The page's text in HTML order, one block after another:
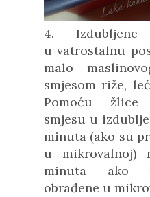
4.
uvatrostalnu
malo
smjesom riže,
Pomoću
smjesu u
minuta (ako su
u mikrovalnoj)
minuta ako
obrađene u